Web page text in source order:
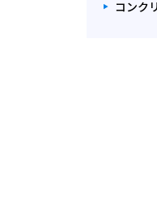
コンク